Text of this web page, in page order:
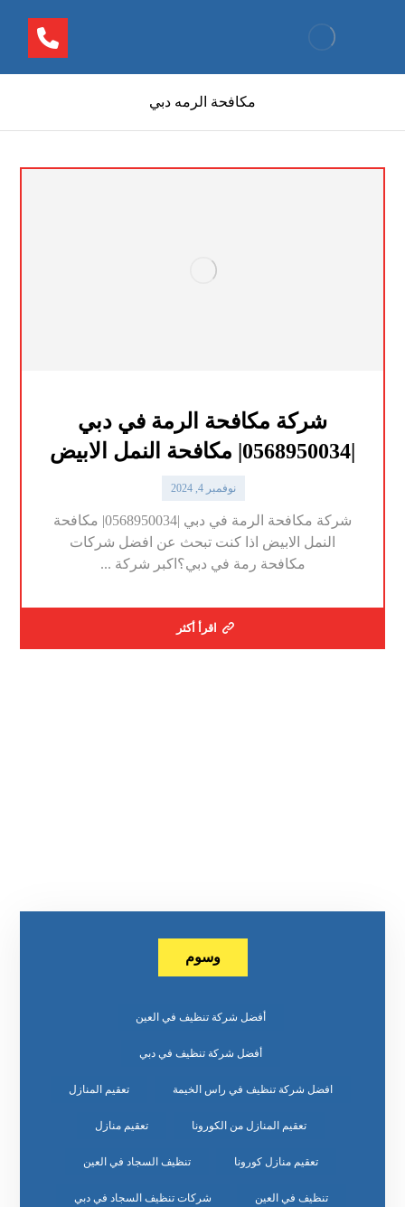
مكافحة الرمه دبي
شركة مكافحة الرمة في دبي
|0568950034| مكافحة النمل الابيض
نوفمبر 4, 2024
شركة مكافحة الرمة في دبي |0568950034| مكافحة
النمل الابيض اذا كنت تبحث عن افضل شركات
مكافحة رمة في دبي؟اكبر شركة ...
اقرأ أكثر
وسوم
أفضل شركة تنظيف في العين
أفضل شركة تنظيف في دبي
افضل شركة تنظيف في راس الخيمة تعقيم المنازل
تعقيم المنازل من الكورونا تعقيم منازل
تعقيم منازل كورونا تنظيف السجاد في العين
تنظيف في العين شركات تنظيف السجاد في دبي